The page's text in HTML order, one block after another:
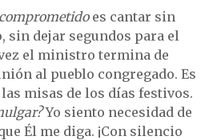
comprometidoes cantar sin
sin dejar segundos para el
el ministro termina de
al pueblo congregado. Es
misas de los días festivos.
Yo siento necesidad de
Él me diga. ¡Con silencio